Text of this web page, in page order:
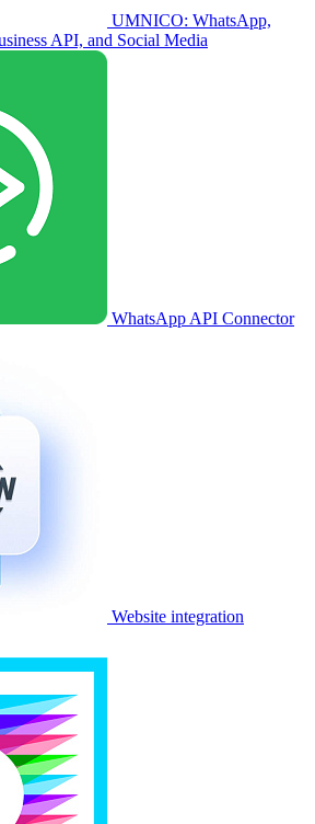
UMNICO: WhatsApp,
API, and Social Media
WhatsApp API Connector
Website integration